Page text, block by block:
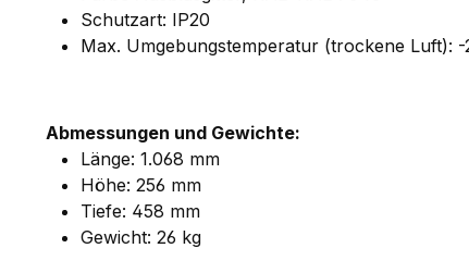
Schutzart: IP20
Max. Umgebungstemperatur (trockene Luft): -
Abmessungen und Gewichte:
Länge: 1.068 mm
Höhe: 256 mm
Tiefe: 458 mm
Gewicht: 26 kg